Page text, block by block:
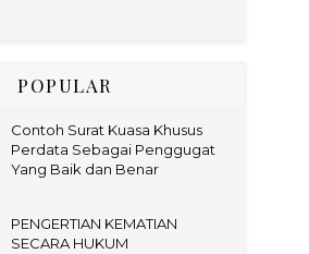
POPULAR
Contoh Surat Kuasa Khusus
Perdata Sebagai Penggugat
Yang Baik dan Benar
PENGERTIAN KEMATIAN
SECARA HUKUM